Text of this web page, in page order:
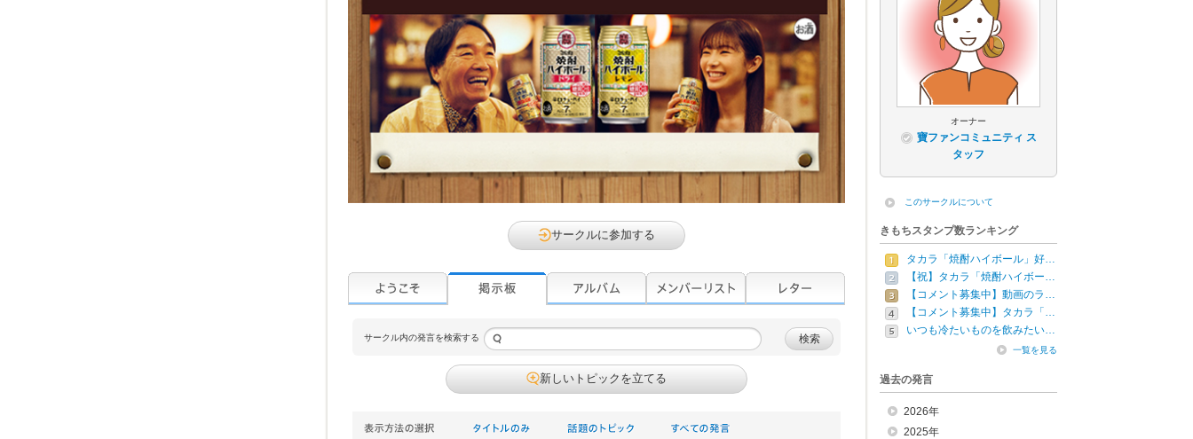
サークルに参加する
サークル内の発言を検索する 検索
新しいトピックを立てる
オーナー
寶ファンコミュニティ ス
タッフ
このサークルについて
きもちスタンプ数ランキング
タカラ「焼酎ハイボール」好…
【祝】タカラ「焼酎ハイボー…
【コメント募集中】動画のラ…
【コメント募集中】タカラ「…
いつも冷たいものを飲みたい…
一覧を見る
過去の発言
2026年
2025年